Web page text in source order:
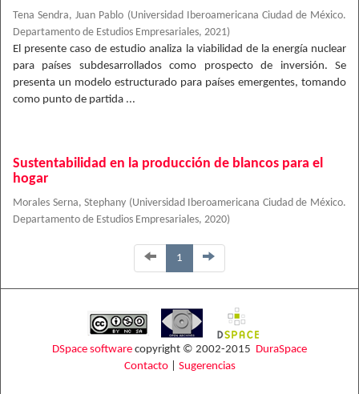
Tena Sendra, Juan Pablo (Universidad Iberoamericana Ciudad de México.
Departamento de Estudios Empresariales, 2021)
El presente caso de estudio analiza la viabilidad de la energía nuclear
para países subdesarrollados como prospecto de inversión. Se
presenta un modelo estructurado para países emergentes, tomando
como punto de partida ...
Sustentabilidad en la producción de blancos para el
hogar
Morales Serna, Stephany (Universidad Iberoamericana Ciudad de México.
Departamento de Estudios Empresariales, 2020)
1
DSpace software copyright © 2002-2015 DuraSpace
Contacto| Sugerencias